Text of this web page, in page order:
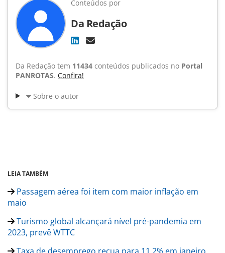
Conteúdos por
Da Redação
Da Redação tem 11434 conteúdos publicados no Portal
PANROTAS. Confira!
Sobre o autor
LEIA TAMBÉM
Passagem aérea foi item com maior inflação em
maio
Turismo global alcançará nível pré-pandemia em
2023, prevê WTTC
Taxa de desemprego recua para 11,2% em janeiro,